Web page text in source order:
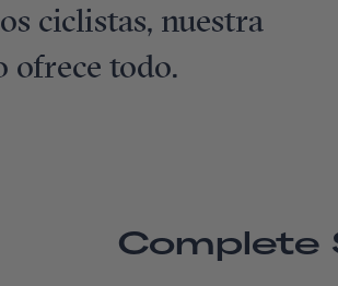
ciclistas, nuestra
ofrece todo.
Complete